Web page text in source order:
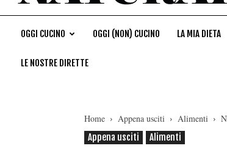
OGGI CUCINO OGGI (NON) CUCINO LA MIA DIETA
LE NOSTRE DIRETTE
Home Appena usciti Alimenti
Appena usciti
Alimenti